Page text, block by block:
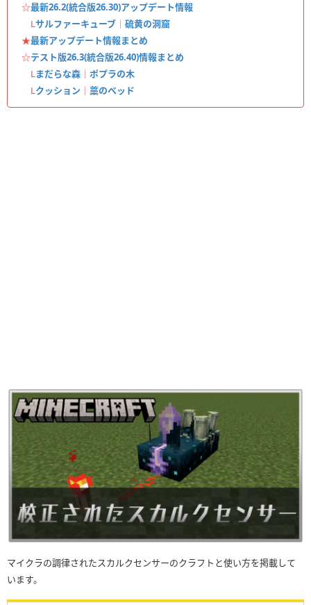
☆最新26.2(統合版26.30)アップデート情報
Lサルファーキューブ ｜ 硫黄の洞窟
★最新アップデート情報まとめ
☆テスト版26.3(統合版26.40)情報まとめ
Lまだらな森 ｜ ポプラの木
Lクッション ｜ 藁のベッド
マイクラの調律されたスカルクセンサーのクラフトと使い方を掲載して
います。